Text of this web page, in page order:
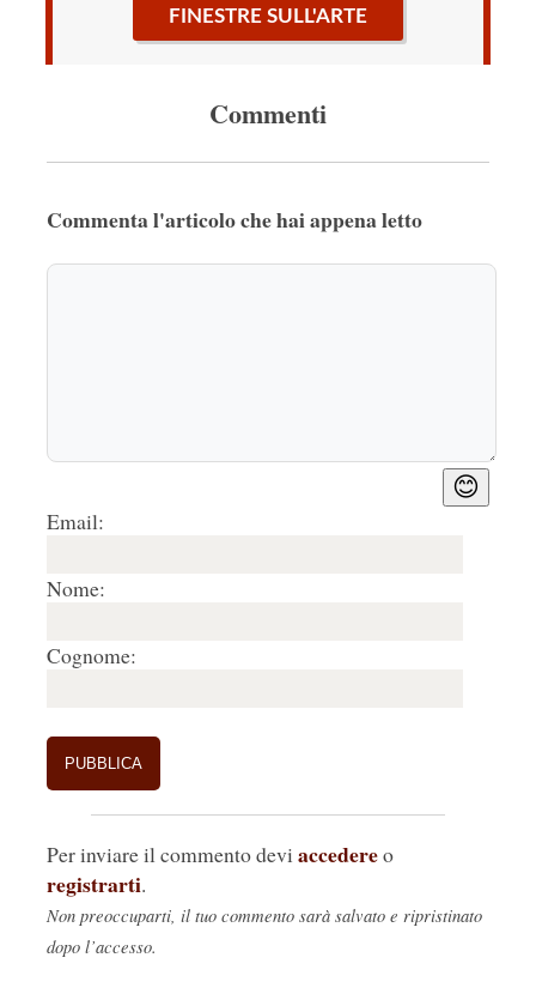
FINESTRE SULL'ARTE
Commenti
Commenta l'articolo che hai appena letto
😊
Email:
Nome:
Cognome:
Per inviare il commento devi accedereo
registrarti.
Non preoccuparti, il tuo commento sarà salvato e ripristinato
dopo l’accesso.